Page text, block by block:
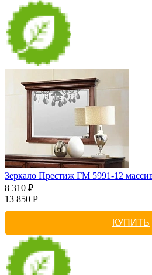
Зеркало Престиж ГМ 5991-12
8 310 ₽
13 850 Р
КУПИТЬ